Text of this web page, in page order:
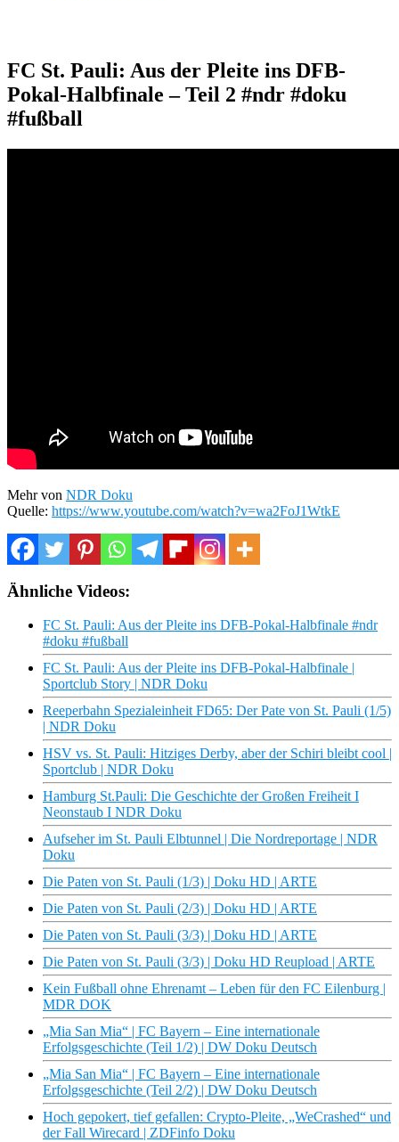
FC St. Pauli: Aus der Pleite ins DFB-
Pokal-Halbfinale – Teil 2 #ndr #doku
#fußball
Mehr von NDR Doku
Quelle: https://www.youtube.com/watch?v=wa2FoJ1WtkE
Ähnliche Videos:
FC St. Pauli: Aus der Pleite ins DFB-Pokal-Halbfinale #ndr
#doku #fußball
FC St. Pauli: Aus der Pleite ins DFB-Pokal-Halbfinale |
Sportclub Story | NDR Doku
Reeperbahn Spezialeinheit FD65: Der Pate von St. Pauli (1/5)
| NDR Doku
HSV vs. St. Pauli: Hitziges Derby, aber der Schiri bleibt cool |
Sportclub | NDR Doku
Hamburg St.Pauli: Die Geschichte der Großen Freiheit I
Neonstaub I NDR Doku
Aufseher im St. Pauli Elbtunnel | Die Nordreportage | NDR
Doku
Die Paten von St. Pauli (1/3) | Doku HD | ARTE
Die Paten von St. Pauli (2/3) | Doku HD | ARTE
Die Paten von St. Pauli (3/3) | Doku HD | ARTE
Die Paten von St. Pauli (3/3) | Doku HD Reupload | ARTE
Kein Fußball ohne Ehrenamt – Leben für den FC Eilenburg |
MDR DOK
„Mia San Mia“ | FC Bayern – Eine internationale
Erfolgsgeschichte (Teil 1/2) | DW Doku Deutsch
„Mia San Mia“ | FC Bayern – Eine internationale
Erfolgsgeschichte (Teil 2/2) | DW Doku Deutsch
Hoch gepokert, tief gefallen: Crypto-Pleite, „WeCrashed“ und
der Fall Wirecard | ZDFinfo Doku